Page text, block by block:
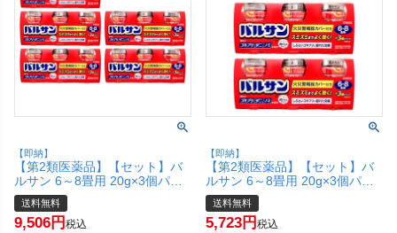
【即納】
【第2類医薬品】【セット】バ
ルサン 6～8畳用 20g×3個パッ
ク×5【レック株式会社/レック
ケミカル】【その他医薬品/15
個】【宅配便送料無料】
送料無料
9,506 税込
【即納】
【第2類医薬品】【セット】バ
ルサン 6～8畳用 20g×3個パッ
ク×3【レック株式会社/レック
ケミカル】【その他医薬品/9
個】【宅配便送料無料】
送料無料
5,723 税込